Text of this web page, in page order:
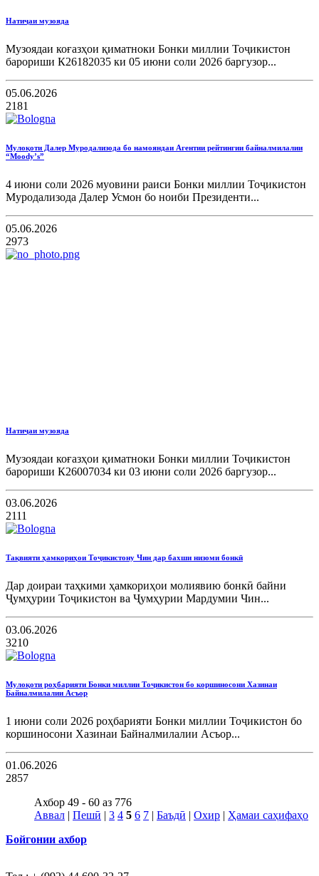
Натиҷаи музояда
Музоядаи коғазҳои қиматноки Бонки миллии Тоҷикистон
барориши К26182035 ки 05 июни соли 2026 баргузор...
05.06.2026
2181
Мулоқоти Далер Муродализода бо намояндаи Агентии рейтингии байналмилалии
“Moody’s”
4 июни соли 2026 муовини раиси Бонки миллии Тоҷикистон
Муродализода Далер Усмон бо ноиби Президенти...
05.06.2026
2973
Натиҷаи музояда
Музоядаи коғазҳои қиматноки Бонки миллии Тоҷикистон
барориши К26007034 ки 03 июни соли 2026 баргузор...
03.06.2026
2111
Тақвияти ҳамкориҳои Тоҷикистону Чин дар бахши низоми бонкӣ
Дар доираи таҳкими ҳамкориҳои молиявию бонкӣ байни
Ҷумҳурии Тоҷикистон ва Ҷумҳурии Мардумии Чин...
03.06.2026
3210
Мулоқоти роҳбарияти Бонки миллии Тоҷикистон бо коршиносони Хазинаи
Байналмилалии Асъор
1 июни соли 2026 роҳбарияти Бонки миллии Тоҷикистон бо
коршиносони Хазинаи Байналмилалии Асъор...
01.06.2026
2857
Ахбор 49 - 60 аз 776
Аввал | Пешӣ | 3 4 5 6 7 | Баъдӣ | Охир | Ҳамаи саҳифаҳо
Бойгонии ахбор